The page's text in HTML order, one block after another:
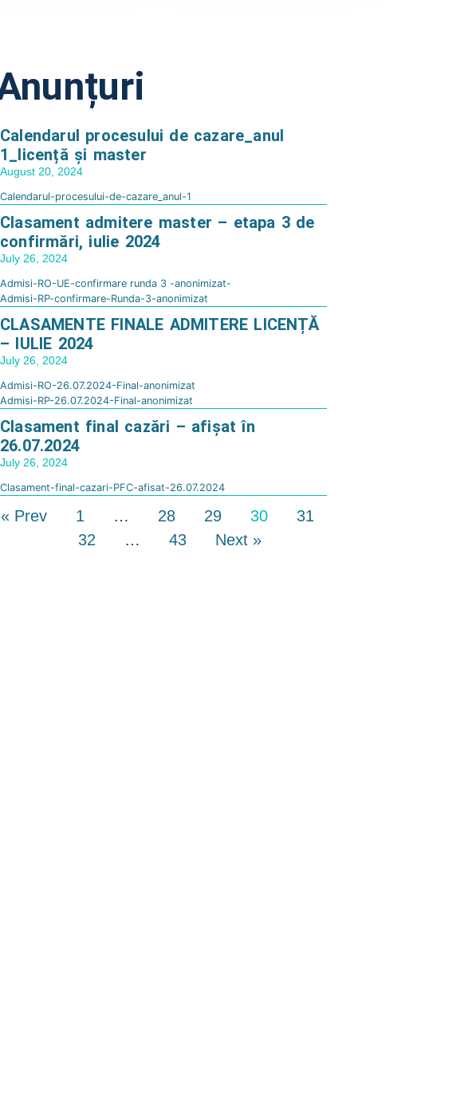
Calendarul procesului de cazare_anul
1_licență și master
August 20, 2024
Calendarul-procesului-de-cazare_anul-1
Clasament admitere master – etapa 3 de
confirmări, iulie 2024
July 26, 2024
Admisi-RO-UE-confirmare runda 3 -anonimizat-
Admisi-RP-confirmare-Runda-3-anonimizat
CLASAMENTE FINALE ADMITERE LICENȚĂ
– IULIE 2024
July 26, 2024
Admisi-RO-26.07.2024-Final-anonimizat
Admisi-RP-26.07.2024-Final-anonimizat
Clasament final cazări – afișat în
26.07.2024
July 26, 2024
Clasament-final-cazari-PFC-afisat-26.07.2024
« Prev 1 … 28 29 30
31
32
… 43 Next »